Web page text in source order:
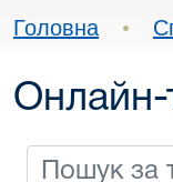
Головна •
Онлайн-